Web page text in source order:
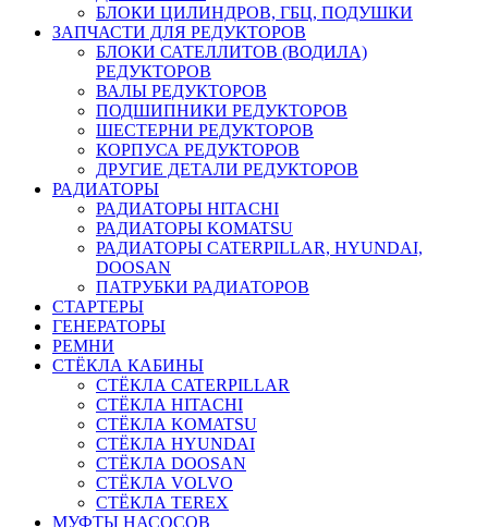
БЛОКИ ЦИЛИНДРОВ, ГБЦ, ПОДУШКИ
ЗАПЧАСТИ ДЛЯ РЕДУКТОРОВ
БЛОКИ САТЕЛЛИТОВ (ВОДИЛА)
РЕДУКТОРОВ
ВАЛЫ РЕДУКТОРОВ
ПОДШИПНИКИ РЕДУКТОРОВ
ШЕСТЕРНИ РЕДУКТОРОВ
КОРПУСА РЕДУКТОРОВ
ДРУГИЕ ДЕТАЛИ РЕДУКТОРОВ
РАДИАТОРЫ
РАДИАТОРЫ HITACHI
РАДИАТОРЫ KOMATSU
РАДИАТОРЫ CATERPILLAR, HYUNDAI,
DOOSAN
ПАТРУБКИ РАДИАТОРОВ
СТАРТЕРЫ
ГЕНЕРАТОРЫ
РЕМНИ
СТЁКЛА КАБИНЫ
СТЁКЛА CATERPILLAR
СТЁКЛА HITACHI
СТЁКЛА KOMATSU
СТЁКЛА HYUNDAI
СТЁКЛА DOOSAN
СТЁКЛА VOLVO
СТЁКЛА TEREX
МУФТЫ НАСОСОВ